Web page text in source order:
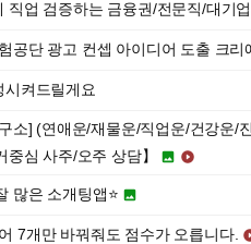
직업 검증하는 금융권/전문직/대기
공단 광고 컨셉 아이디어 도출 크
시켜드릴게요
소] (연애운/재물운/직업운/건강운/
심 사주/오주 상담】
 
많은 소개팅앱⭐️ 
7개만 바꿔줘도 점수가 오릅니다.